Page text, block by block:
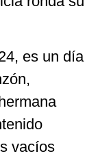
es un día
vacíos